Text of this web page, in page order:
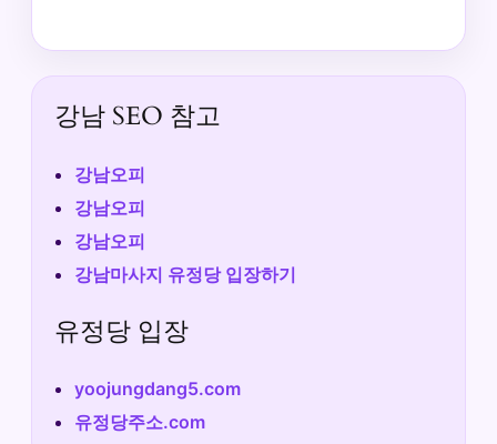
강남 SEO 참고
강남오피
강남오피
강남오피
강남마사지 유정당 입장하기
유정당 입장
yoojungdang5.com
유정당주소.com